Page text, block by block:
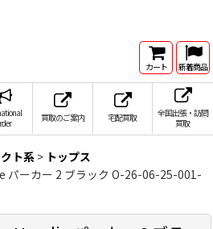
カート 新着商品
買取のご案内 宅配買取
全国出張・訪問
買取
ト系 > トップス
パーカー 2 ブラック O-26-06-25-001-